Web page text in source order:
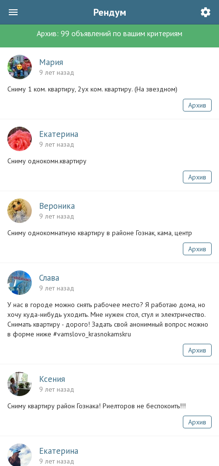
Рендум
Архив: 99 объявлений по вашим критериям
Мария
9 лет назад
Сниму 1 ком. квартиру, 2ух ком. квартиру. (На звездном)
Архив
Екатерина
9 лет назад
Сниму однокомн.квартиру
Архив
Вероника
9 лет назад
Сниму однокомнатную квартиру в районе Гознак, кама, центр
Архив
Слава
9 лет назад
У нас в городе можно снять рабочее место? Я работаю дома, но
хочу куда-нибудь уходить. Мне нужен стол, стул и электричество.
Снимать квартиру - дорого! Задать свой анонимный вопрос можно
в форме ниже #vamslovo_krasnokamskru
Архив
Ксения
9 лет назад
Сниму квартиру район Гознака! Риелторов не беспокоить!!!
Архив
Екатерина
9 лет назад